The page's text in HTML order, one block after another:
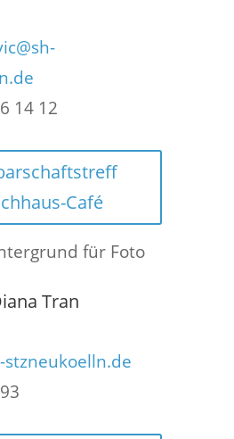
14 12
Café
Tran
stzneukoelln.de